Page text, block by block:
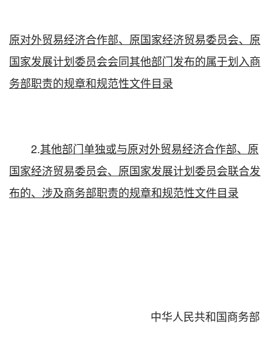
原对外贸易经济合作部、原国家经济贸易委员会、原
国家发展计划委员会会同其他部门发布的属于划入商
务部职责的规章和规范性文件目录
2.其他部门单独或与原对外贸易经济合作部、原
国家经济贸易委员会、原国家发展计划委员会联合发
布的、涉及商务部职责的规章和规范性文件目录
中华人民共和国商务部